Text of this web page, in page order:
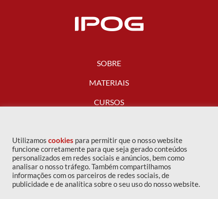
SOBRE
MATERIAIS
CURSOS
FALE CONOSCO
Utilizamos cookies para permitir que o nosso website
funcione corretamente para que seja gerado conteúdos
personalizados em redes sociais e anúncios, bem como
analisar o nosso tráfego. Também compartilhamos
informações com os parceiros de redes sociais, de
publicidade e de analítica sobre o seu uso do nosso website.